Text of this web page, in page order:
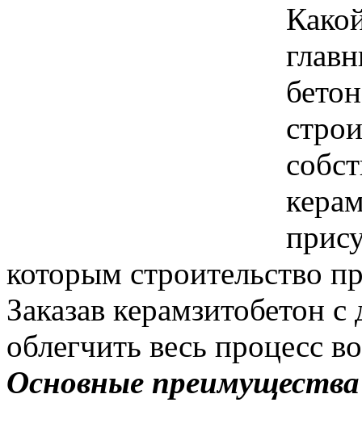
которым строительство
Заказав керамзитобетон
облегчить весь процесс
Основные